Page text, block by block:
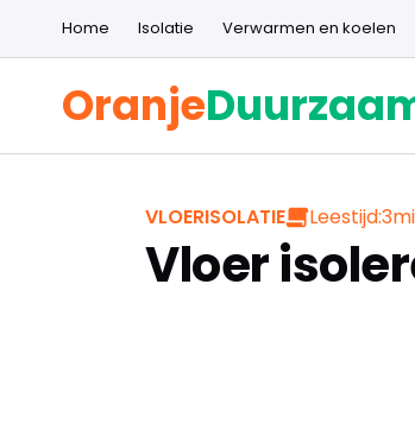
Home Isolatie Verwarmen en koelen
Oranje
VLOERISOLATIE Leestijd:3
Vloer